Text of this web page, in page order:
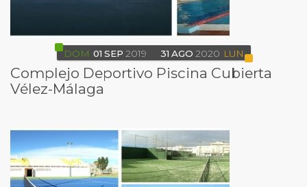
DOM 01 SEP 2019 31 AGO 2020 LUN
Complejo Deportivo Piscina Cubierta
Vélez-Málaga